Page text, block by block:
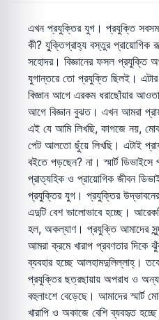
এখন প্রযুক্তির যুগ। প্রযুক্তি
কী? যু্ক্তিগ্রাহ্য বস্তুর প্রায়োগিক
সহোদর। বিজ্ঞানের ফসল প্রযুক্তি
যুগান্তরে তো প্রযুক্তি ছিলই।
বিজ্ঞান আগে এরকম ধরাছোঁয়ার
আগে বিজ্ঞান বুঝত। এখন আমরা
এই যে আমি লিখছি, কাগজে নয়,
পেট আলতো ছুঁয়ে লিখছি। এটাই
বইতে পড়ছেন? না। স্মার্ট
প্রাত্যহিক ও প্রায়োগিক জীবন
প্রযুক্তির যুগ। প্রযুক্তির
এদুটি বেশ ভালোভাবে হচ্ছে।
হল, অকল্যাণ। প্রযুক্তি আমাদের
আমরা ক্রমে খারাপ প্রবণতার
ব্যবহার হচ্ছে আলহামদুলিল্লাহ্‌।
প্রযুক্তির ছত্রছায়ায় অপরাধ ও
বহুলাংশে বেড়েছে। আমাদের স্মার্ট
খারাপি ও অকাজে বেশি ব্যবহৃত